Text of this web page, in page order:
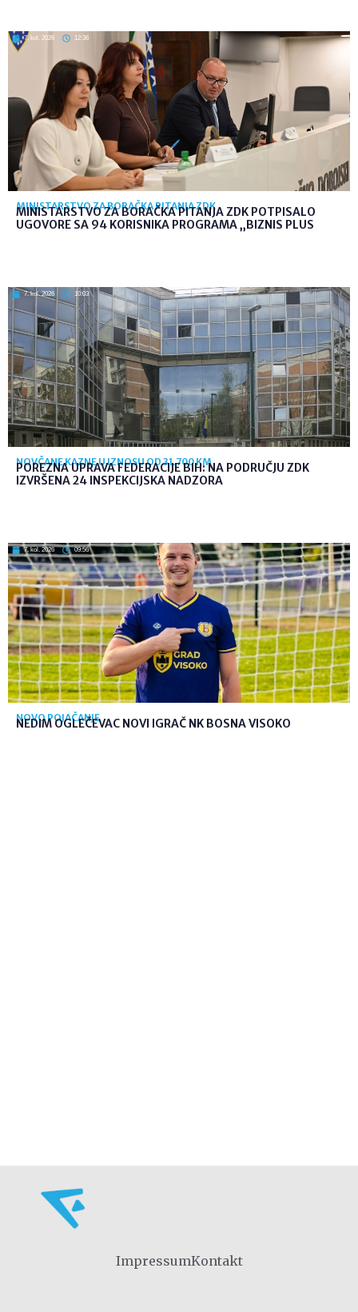
7. kol. 2026 12:36
MINISTARSTVO ZA BORAČKA PITANJA ZDK
MINISTARSTVO ZA BORAČKA PITANJA ZDK POTPISALO
UGOVORE SA 94 KORISNIKA PROGRAMA „BIZNIS PLUS
7. kol. 2026 10:03
NOVČANE KAZNE U IZNOSU OD 31.700 KM
POREZNA UPRAVA FEDERACIJE BIH: NA PODRUČJU ZDK
IZVRŠENA 24 INSPEKCIJSKA NADZORA
7. kol. 2026 09:56
NOVO POJAČANJE
NEDIM OGLEČEVAC NOVI IGRAČ NK BOSNA VISOKO
ImpressumKontakt